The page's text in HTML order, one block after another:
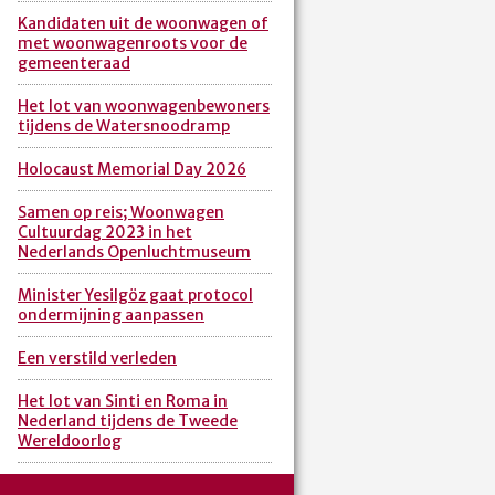
Kandidaten uit de woonwagen of
met woonwagenroots voor de
gemeenteraad
Het lot van woonwagenbewoners
tijdens de Watersnoodramp
Holocaust Memorial Day 2026
Samen op reis; Woonwagen
Cultuurdag 2023 in het
Nederlands Openluchtmuseum
Minister Yesilgöz gaat protocol
ondermijning aanpassen
Een verstild verleden
Het lot van Sinti en Roma in
Nederland tijdens de Tweede
Wereldoorlog